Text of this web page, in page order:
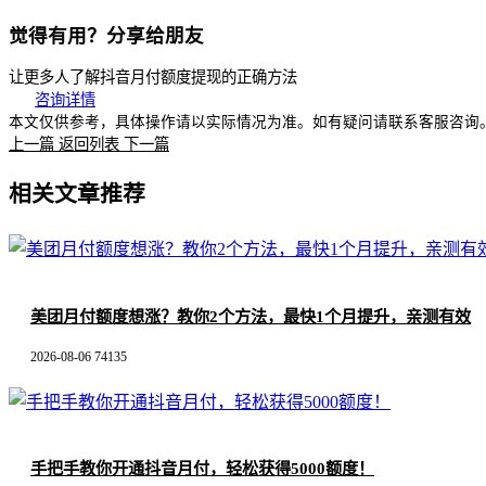
觉得有用？分享给朋友
让更多人了解抖音月付额度提现的正确方法
咨询详情
本文仅供参考，具体操作请以实际情况为准。如有疑问请联系客服咨询
上一篇 返回列表 下一篇
相关文章推荐
美团月付额度想涨？教你2个方法，最快1个月提升，亲测有效
2026-08-06 74135
手把手教你开通抖音月付，轻松获得5000额度！